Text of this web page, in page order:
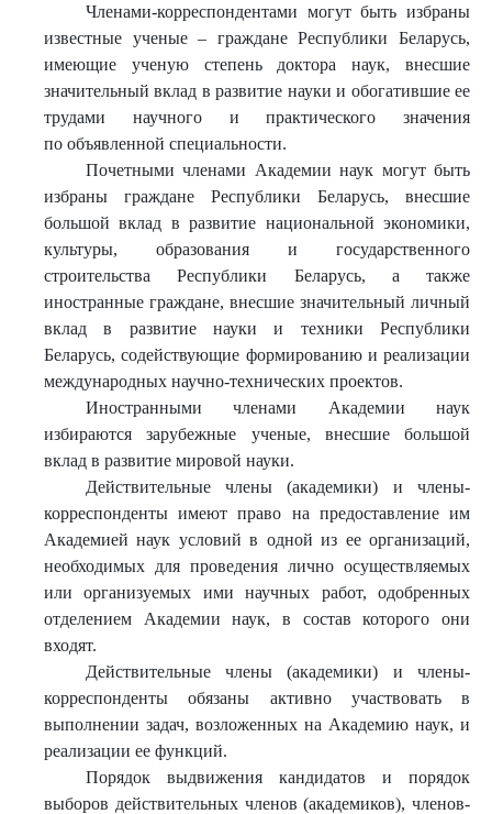
Членами-корреспондентами могут быть избраны
известные ученые – граждане Республики Беларусь,
имеющие ученую степень доктора наук, внесшие
значительный вклад в развитие науки и обогатившие ее
трудами научного и практического значения
по объявленной специальности.
Почетными членами Академии наук могут быть
избраны граждане Республики Беларусь, внесшие
большой вклад в развитие национальной экономики,
культуры, образования и государственного
строительства Республики Беларусь, а также
иностранные граждане, внесшие значительный личный
вклад в развитие науки и техники Республики
Беларусь, содействующие формированию и реализации
международных научно-технических проектов.
Иностранными членами Академии наук
избираются зарубежные ученые, внесшие большой
вклад в развитие мировой науки.
Действительные члены (академики) и члены-
корреспонденты имеют право на предоставление им
Академией наук условий в одной из ее организаций,
необходимых для проведения лично осуществляемых
или организуемых ими научных работ, одобренных
отделением Академии наук, в состав которого они
входят.
Действительные члены (академики) и члены-
корреспонденты обязаны активно участвовать в
выполнении задач, возложенных на Академию наук, и
реализации ее функций.
Порядок выдвижения кандидатов и порядок
выборов действительных членов (академиков), членов-